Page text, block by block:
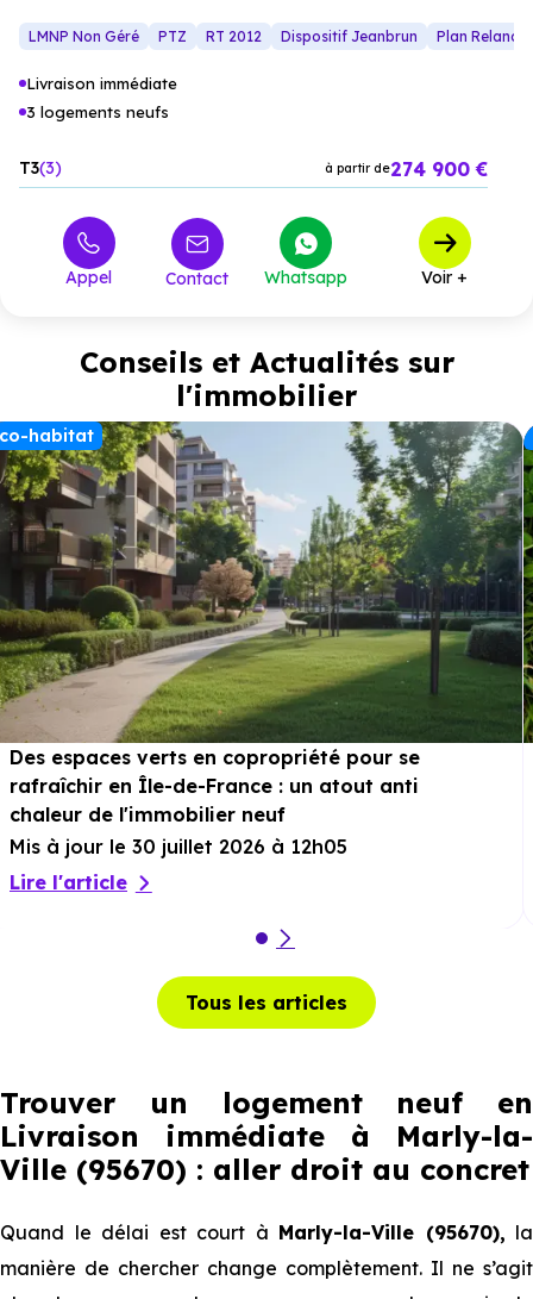
LMNP Non Géré PTZ RT 2012 Dispositif Jeanbrun Plan Relance
Livraison immédiate
3 logements neufs
T3 3 à partir de274 900 €
Appel Contact Whatsapp Voir +
Conseils et Actualités sur
l'immobilier
habitat
Des espaces verts en copropriété pour se
rafraîchir en Île-de-France : un atout anti
chaleur de l'immobilier neuf
Mis à jour le 30 juillet 2026 à 12h05
Lire l'article
Tous les articles
Trouver un logement neuf en
Livraison immédiate à Marly-la-
Ville (95670) : aller droit au concret
Quand le délai est court à Marly-la-Ville (95670), la
manière de chercher change complètement. Il ne s’agit